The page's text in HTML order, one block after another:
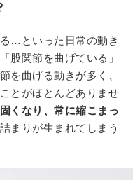
…といった日常の動き
股関節を曲げている」
を曲げる動きが多く、
とがほとんどありませ
くなり、常に縮こまっ
まりが生まれてしまう